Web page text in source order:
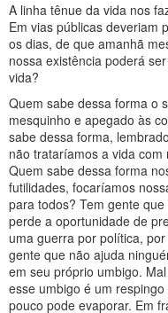
A linha tênue da vida nos
Em vias públicas deveriam
os dias, de que amanhã
nossa existência poderá
vida?
Quem sabe dessa forma o
mesquinho e apegado às
sabe dessa forma,
não trataríamos a vida
Quem sabe dessa forma
futilidades, focaríamos
para todos? Tem gente
perde a oportunidade de
uma guerra por política,
gente que não ajuda
em seu próprio umbigo.
esse umbigo é um
pouco pode evaporar. Em